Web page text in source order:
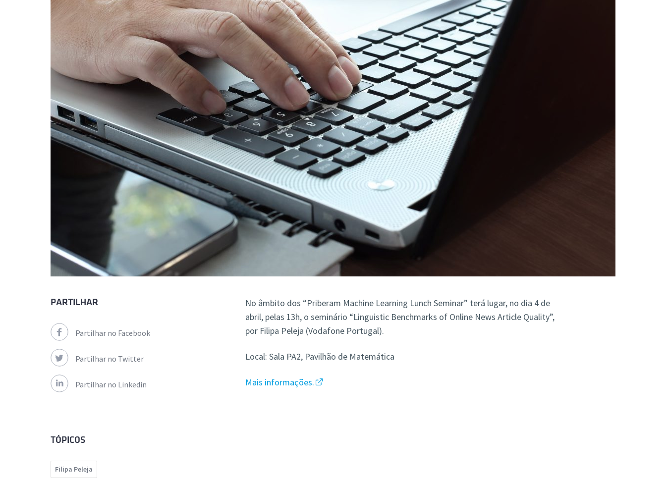
Formação Avançada
Acreditações A3ES
No âmbito dos “Priberam Machine Learning Lunch Seminar” terá lugar, no dia 4 de
abril, pelas 13h, o seminário “Linguistic Benchmarks of Online News Article Quality”,
por Filipa Peleja (Vodafone Portugal).
Local: Sala PA2, Pavilhão de Matemática
Mais informações.
PARTILHAR
Partilhar no Facebook
Partilhar no Twitter
Partilhar no Linkedin
TÓPICOS
Filipa Peleja